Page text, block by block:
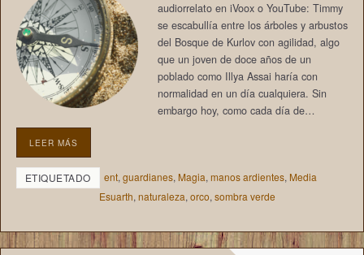
audiorrelato en iVoox o YouTube: Timmy
se escabullía entre los árboles y arbustos
del Bosque de Kurlov con agilidad, algo
que un joven de doce años de un
poblado como Illya Assai haría con
normalidad en un día cualquiera. Sin
embargo hoy, como cada día de…
LEER MÁS
ETIQUETADO ent, guardianes, Magia, manos ardientes, Media
Esuarth, naturaleza, orco, sombra verde